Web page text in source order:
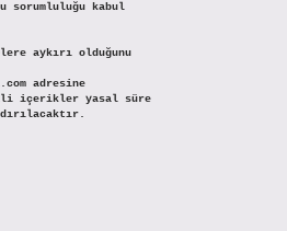
sorumluluğu kabul
aykırı olduğunu
adresine
içerikler yasal süre